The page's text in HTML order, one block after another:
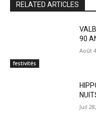
RELATED ARTICLES
festivités
90
Août
Juil